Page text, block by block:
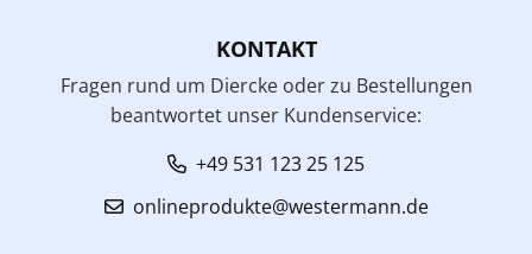
KONTAKT
Fragen rund um Diercke oder zu Bestellungen
beantwortet unser Kundenservice:
+49 531 123 25 125
onlineprodukte@westermann.de